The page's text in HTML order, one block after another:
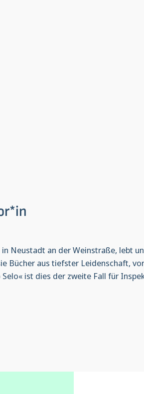
in Neustadt an der Weinstraße, lebt
Bücher aus tiefster Leidenschaft,
ist dies der zweite Fall für